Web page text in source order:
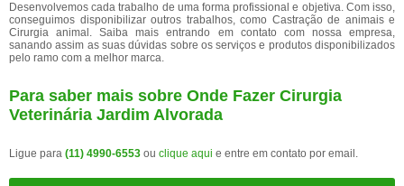
Desenvolvemos cada trabalho de uma forma profissional e objetiva. Com isso,
conseguimos disponibilizar outros trabalhos, como Castração de animais e
Cirurgia animal. Saiba mais entrando em contato com nossa empresa,
sanando assim as suas dúvidas sobre os serviços e produtos disponibilizados
pelo ramo com a melhor marca.
Para saber mais sobre Onde Fazer Cirurgia
Veterinária Jardim Alvorada
Ligue para (11) 4990-6553 ou clique aqui e entre em contato por email.